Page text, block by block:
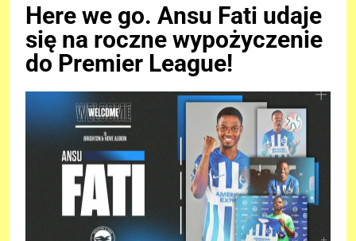
Here we go. Ansu Fati udaje
się na roczne wypożyczenie
do Premier League!